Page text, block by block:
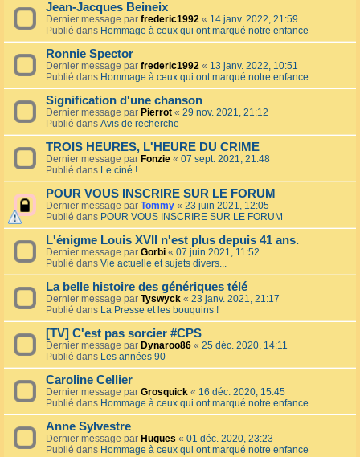
Jean-Jacques Beineix
Dernier message par frederic1992 « 14 janv. 2022, 21:59
Publié dans Hommage à ceux qui ont marqué notre enfance
Ronnie Spector
Dernier message par frederic1992 « 13 janv. 2022, 10:51
Publié dans Hommage à ceux qui ont marqué notre enfance
Signification d'une chanson
Dernier message par Pierrot « 29 nov. 2021, 21:12
Publié dans Avis de recherche
TROIS HEURES, L'HEURE DU CRIME
Dernier message par Fonzie « 07 sept. 2021, 21:48
Publié dans Le ciné !
POUR VOUS INSCRIRE SUR LE FORUM
Dernier message par Tommy « 23 juin 2021, 12:05
Publié dans POUR VOUS INSCRIRE SUR LE FORUM
L'énigme Louis XVII n'est plus depuis 41 ans.
Dernier message par Gorbi « 07 juin 2021, 11:52
Publié dans Vie actuelle et sujets divers...
La belle histoire des génériques télé
Dernier message par Tyswyck « 23 janv. 2021, 21:17
Publié dans La Presse et les bouquins !
[TV] C'est pas sorcier #CPS
Dernier message par Dynaroo86 « 25 déc. 2020, 14:11
Publié dans Les années 90
Caroline Cellier
Dernier message par Grosquick « 16 déc. 2020, 15:45
Publié dans Hommage à ceux qui ont marqué notre enfance
Anne Sylvestre
Dernier message par Hugues « 01 déc. 2020, 23:23
Publié dans Hommage à ceux qui ont marqué notre enfance